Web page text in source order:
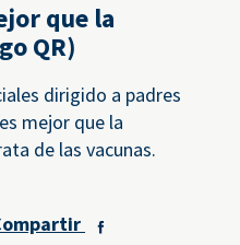
que la
QR)
dirigido a padres
mejor que la
de las vacunas.